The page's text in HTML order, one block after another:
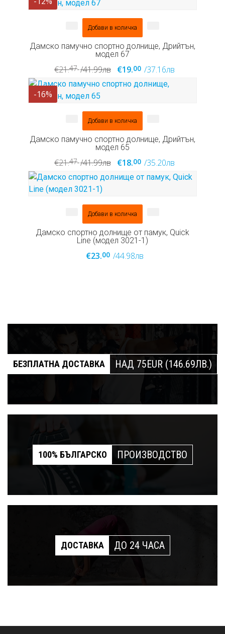
Добави в количка
Дамско памучно спортно долнище, Дрийтън,
модел 67
€21.47 /41.99лв €19.00 /37.16лв
-16%
Добави в количка
Дамско памучно спортно долнище, Дрийтън,
модел 65
€21.47 /41.99лв €18.00 /35.20лв
Добави в количка
Дамско спортно долнище от памук, Quick
Line (модел 3021-1)
€23.00 /44.98лв
БЕЗПЛАТНА ДОСТАВКА НАД 75EUR (146.69ЛВ.)
100% БЪЛГАРСКО ПРОИЗВОДСТВО
ДОСТАВКА ДО 24 ЧАСА